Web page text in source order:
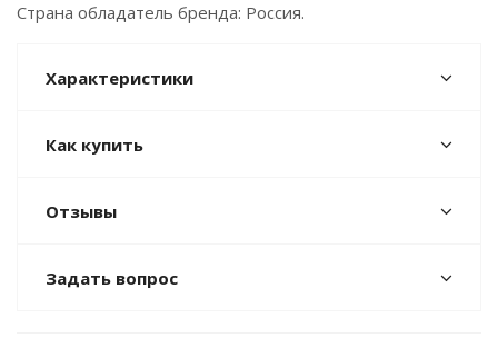
Страна обладатель бренда: Россия.
Характеристики
Как купить
Отзывы
Задать вопрос